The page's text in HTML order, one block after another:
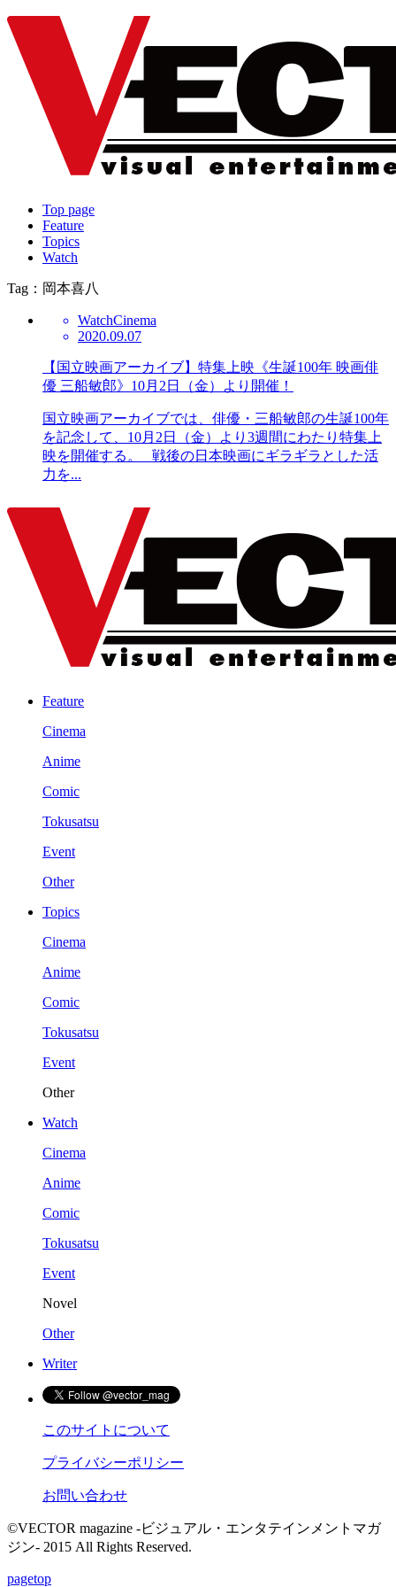
Top page
Feature
Topics
Watch
Tag：岡本喜八
WatchCinema
2020.09.07
【国立映画アーカイブ】特集上映《生誕100年 映画俳
優 三船敏郎》10月2日（金）より開催！
国立映画アーカイブでは、俳優・三船敏郎の生誕100年
を記念して、10月2日（金）より3週間にわたり特集上
映を開催する。 戦後の日本映画にギラギラとした活
力を...
Feature
Cinema
Anime
Comic
Tokusatsu
Event
Other
Topics
Cinema
Anime
Comic
Tokusatsu
Event
Other
Watch
Cinema
Anime
Comic
Tokusatsu
Event
Novel
Other
Writer
このサイトについて
プライバシーポリシー
お問い合わせ
©VECTOR magazine -ビジュアル・エンタテインメントマガ
ジン- 2015 All Rights Reserved.
pagetop